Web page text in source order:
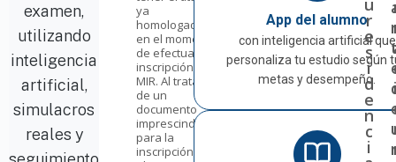
examen,
utilizando
inteligencia
artificial,
simulacros
reales y
ya
homologado
en el momento
de efectuar la
inscripción al
MIR. Al tratarse
de un
documento
imprescindible
para la
inscripción en
App del alumno
con inteligencia artificial que
personaliza tu estudio según
metas y desempeño.
r
e
s
i
d
e
n
c
i
r